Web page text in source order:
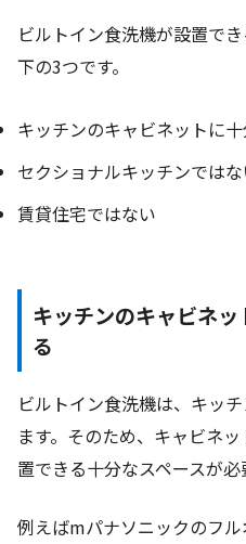
ビルトイン食洗機が設置で
下の3つです。
キッチンのキャビネットに
セクショナルキッチンでは
賃貸住宅ではない
キッチンのキャビネ
る
ビルトイン食洗機は、キッ
ます。そのため、キャビネ
置できる十分なスペースが必
例えばmパナソニックのフ